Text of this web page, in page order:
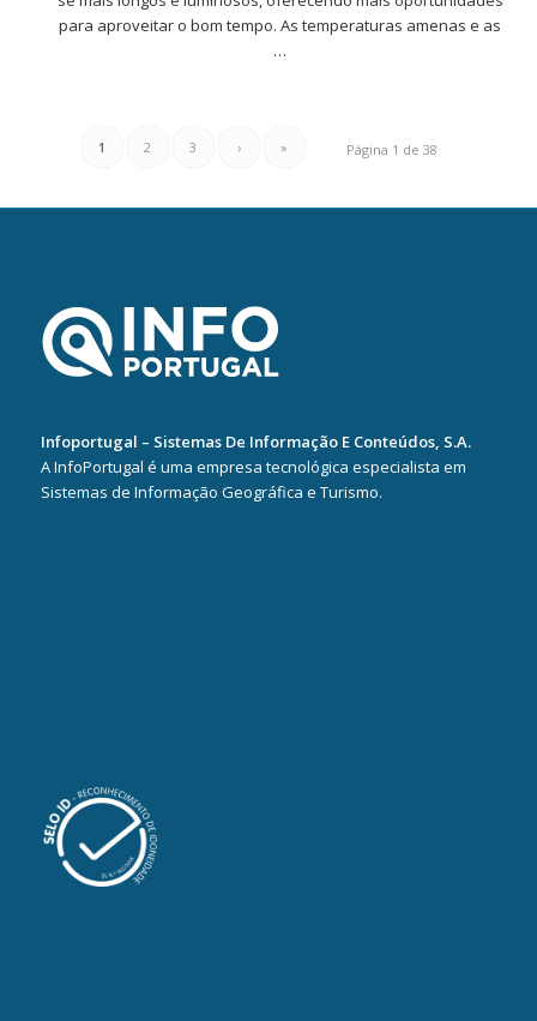
para aproveitar o bom tempo. As temperaturas amenas e as
…
Página 1 de 38
1 2 3 › »
Infoportugal – Sistemas De Informação E Conteúdos, S.A.
A InfoPortugal é uma empresa tecnológica especialista em
Sistemas de Informação Geográfica e Turismo.